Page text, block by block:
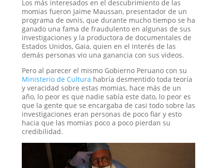
Los más interesados en el descubrimiento de las
momias fueron Jaime Maussan, presentador de un
programa de ovnis, que durante mucho tiempo se ha
ganado una fama de fraudulento en algunas de sus
investigaciones y la productora de documentales de
Estados Unidos, Gaia, quien en el interés de las
demás personas vio una ganancia con sus videos.
Pero al parecer el mismo Gobierno Peruano con su
Ministerio de Cultura habría desmentido toda teoría
y veracidad sobre estas momias, hace más de un
año, lo peor es que nadie sabía este dato, lo peor es
que la gente que se encargaba de casi todo sobre las
investigaciones eran personas de poco fiar y esto
hacia que las momias poco a poco pierdan su
credibilidad.